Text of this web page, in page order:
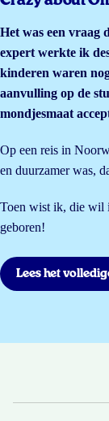
Het was een vraag
expert werkte ik
kinderen waren
aanvulling op de
mondjesmaat
Op een reis in
en duurzamer was,
Toen wist ik, die wil
geboren!
Lees het